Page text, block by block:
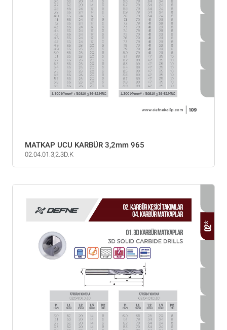
MATKAP UCU KARBÜR 3,2mm 965
02.04.01.3,2.3D.K